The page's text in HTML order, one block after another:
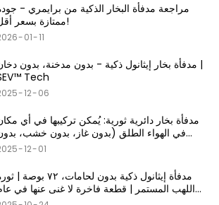
مراجعة مدفأة البخار الذكية من برايمري -
ممتازة بسعر أقل!
01 11
مدفأة بخار إيثانول ذكية - بدون مدخنة، بدون
Tech
12 06
مدفأة بخار دائرية ثورية: يُمكن تركيبها في أي
في الهواء الطلق (بدون غاز، بدون خشب،
حدود)12 01
مدفأة إيثانول ذكية بدون لحامات، ٧٢ بوصة
اللهب المستمر | قطعة فاخرة لا غنى عنها في